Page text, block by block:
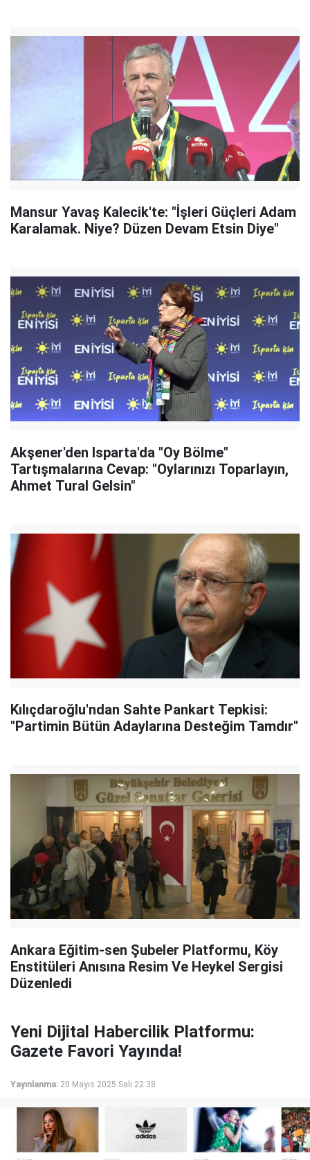
Mansur Yavaş Kalecik'te: "İşleri Güçleri Adam
Karalamak. Niye? Düzen Devam Etsin Diye"
Akşener'den Isparta'da "Oy Bölme"
Tartışmalarına Cevap: "Oylarınızı Toparlayın,
Ahmet Tural Gelsin"
Kılıçdaroğlu'ndan Sahte Pankart Tepkisi:
"Partimin Bütün Adaylarına Desteğim Tamdır"
Ankara Eğitim-sen Şubeler Platformu, Köy
Enstitüleri Anısına Resim Ve Heykel Sergisi
Düzenledi
Yeni Dijital Habercilik Platformu:
Gazete Favori Yayında!
Yayınlanma: 20 Mayıs 2025 Salı 22:38